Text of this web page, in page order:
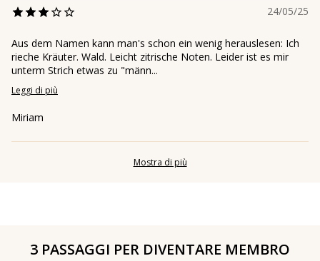
24/05/25
Aus dem Namen kann man's schon ein wenig herauslesen: Ich
rieche Kräuter. Wald. Leicht zitrische Noten. Leider ist es mir
unterm Strich etwas zu "männ...
Leggi di più
Miriam
Mostra di più
3 PASSAGGI PER DIVENTARE MEMBRO